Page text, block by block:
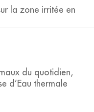
la zone irritée en
du quotidien,
d’Eau thermale